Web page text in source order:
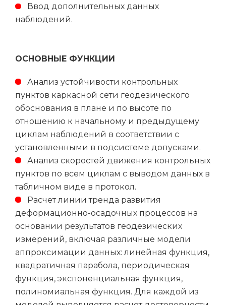
Ввод дополнительных данных
наблюдений.
ОСНОВНЫЕ ФУНКЦИИ
Анализ устойчивости контрольных
пунктов каркасной сети геодезического
обоснования в плане и по высоте по
отношению к начальному и предыдущему
циклам наблюдений в соответствии с
установленными в подсистеме допусками.
Анализ скоростей движения контрольных
пунктов по всем циклам с выводом данных в
табличном виде в протокол.
Расчет линии тренда развития
деформационно-осадочных процессов на
основании результатов геодезических
измерений, включая различные модели
аппроксимации данных: линейная функция,
квадратичная парабола, периодическая
функция, экспоненциальная функция,
полиномиальная функция. Для каждой из